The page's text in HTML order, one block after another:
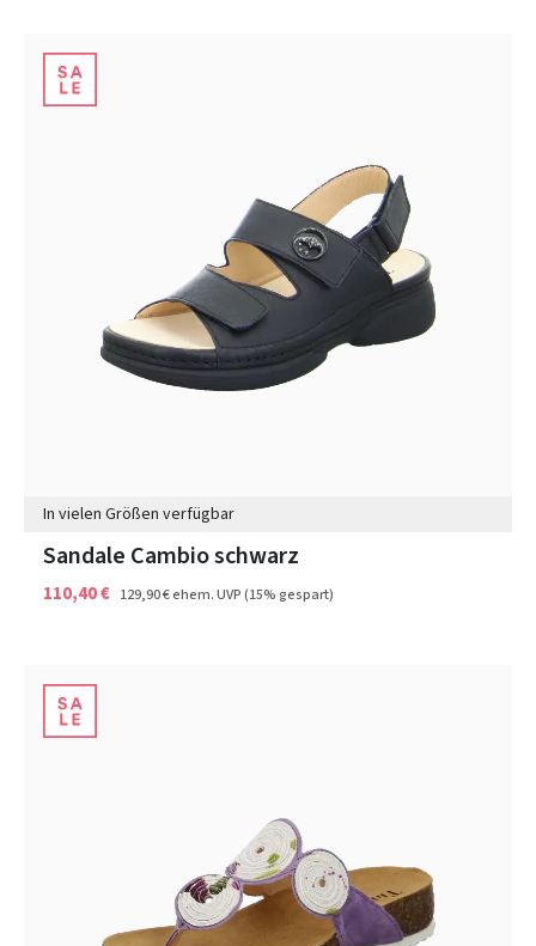
In vielen Größen verfügbar
Sandale Cambio schwarz
110,40 € 129,90 €ehem. UVP(15% gespart)